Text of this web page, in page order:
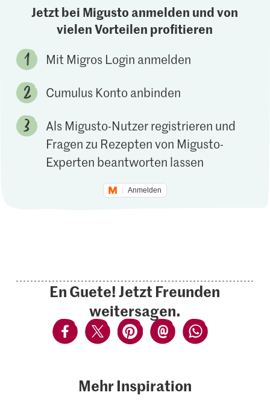
Jetzt bei Migusto anmelden und von
vielen Vorteilen profitieren
Mit Migros Login anmelden
Cumulus Konto anbinden
Als Migusto-Nutzer registrieren und
Fragen zu Rezepten von Migusto-
Experten beantworten lassen
Anmelden
En Guete! Jetzt Freunden
weitersagen.
Mehr Inspiration